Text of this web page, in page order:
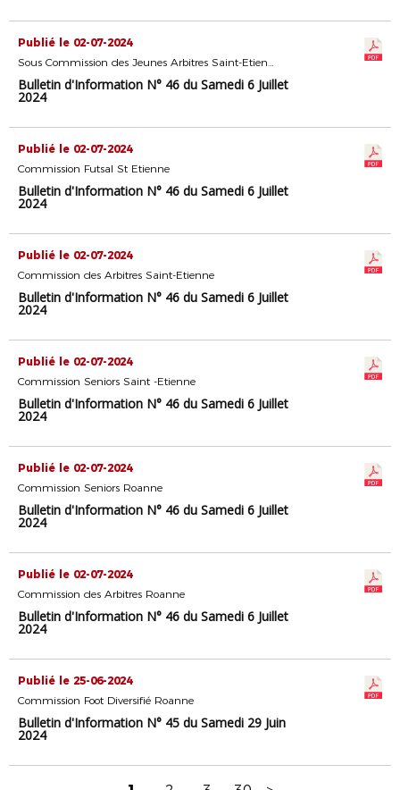
Publié le 02-07-2024
Sous Commission des Jeunes Arbitres Saint-Etienne
Bulletin d'Information N° 46 du Samedi 6 Juillet
2024
Publié le 02-07-2024
Commission Futsal St Etienne
Bulletin d'Information N° 46 du Samedi 6 Juillet
2024
Publié le 02-07-2024
Commission des Arbitres Saint-Etienne
Bulletin d'Information N° 46 du Samedi 6 Juillet
2024
Publié le 02-07-2024
Commission Seniors Saint -Etienne
Bulletin d'Information N° 46 du Samedi 6 Juillet
2024
Publié le 02-07-2024
Commission Seniors Roanne
Bulletin d'Information N° 46 du Samedi 6 Juillet
2024
Publié le 02-07-2024
Commission des Arbitres Roanne
Bulletin d'Information N° 46 du Samedi 6 Juillet
2024
Publié le 25-06-2024
Commission Foot Diversifié Roanne
Bulletin d'Information N° 45 du Samedi 29 Juin
2024